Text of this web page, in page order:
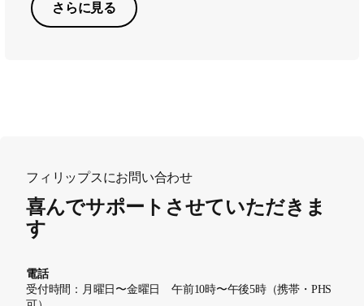
さらに見る
フィリップスにお問い合わせ
喜んでサポートさせていただきま
す
電話
受付時間：月曜日〜金曜日 午前10時〜午後5時（携帯・PHS